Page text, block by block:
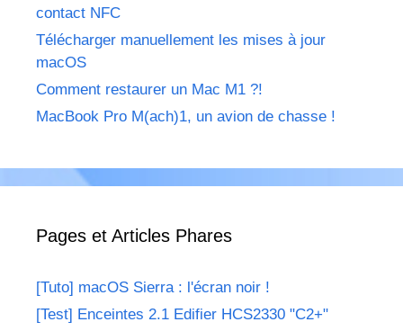
contact NFC
Télécharger manuellement les mises à jour
macOS
Comment restaurer un Mac M1 ?!
MacBook Pro M(ach)1, un avion de chasse !
Pages et Articles Phares
[Tuto] macOS Sierra : l'écran noir !
[Test] Enceintes 2.1 Edifier HCS2330 "C2+"